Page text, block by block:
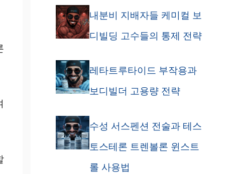
내분비 지배자들 케미컬 보
디빌딩 고수들의 통제 전략
레타트루타이드 부작용과
보디빌더 고용량 전략
수성 서스펜션 전술과 테스
토스테론 트렌볼론 윈스트
롤 사용법